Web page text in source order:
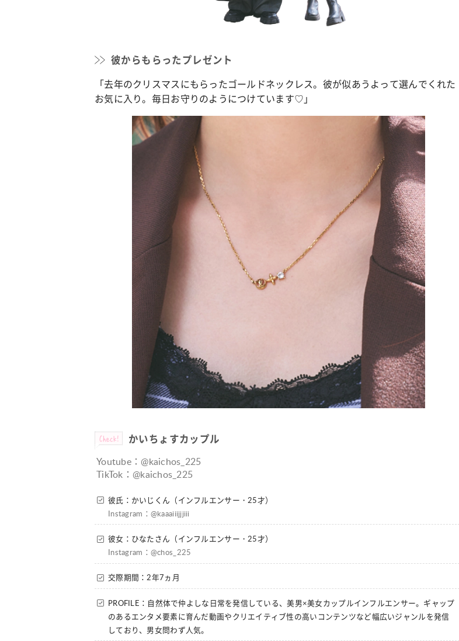
彼からもらったプレゼント
「去年のクリスマスにもらったゴールドネックレス。彼が似あうよって選んでくれた
お気に入り。毎日お守りのようにつけています♡」
Check! かいちょすカップル
Youtube：@kaichos_225
TikTok：@kaichos_225
彼氏：かいじくん（インフルエンサー・25才）
Instagram：@kaaaiiijjjiii
彼女：ひなたさん（インフルエンサー・25才）
Instagram：@chos_225
交際期間：2年7ヵ月
PROFILE：自然体で仲よしな日常を発信している、美男×美女カップルインフルエンサー。ギャップ
のあるエンタメ要素に育んだ動画やクリエイティブ性の高いコンテンツなど幅広いジャンルを発信
しており、男女問わず人気。